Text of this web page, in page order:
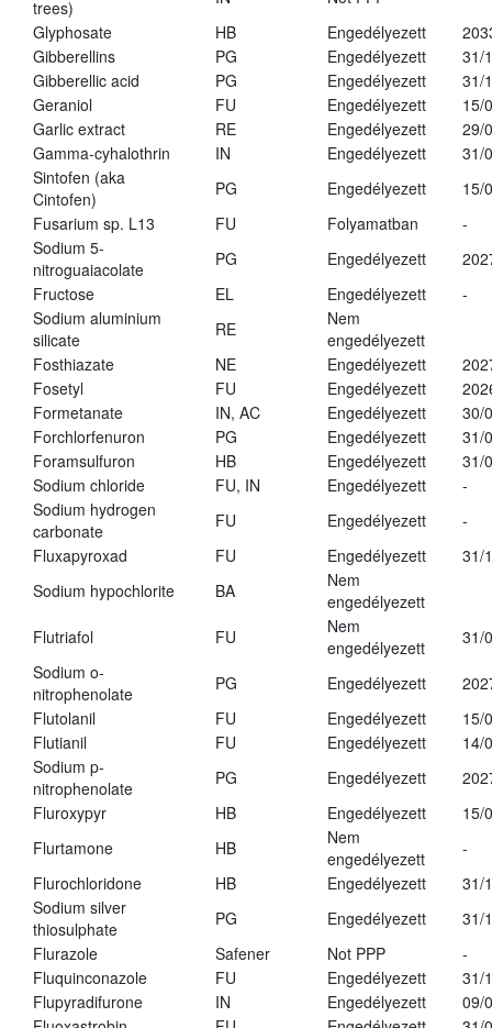
trees)
Glyphosate
HB Engedélyezett
Gibberellins
PG Engedélyezett
31/
Gibberellic acid
PG Engedélyezett
31/
Geraniol
FU Engedélyezett
15/
Garlic extract
RE Engedélyezett
29/
Gamma-cyhalothrin
IN Engedélyezett
31/
Sintofen (aka
Cintofen)
PG Engedélyezett
15/
Fusarium sp. L13
FU Folyamatban
-
Sodium 5-
nitroguaiacolate
PG Engedélyezett
Fructose
EL Engedélyezett
-
Sodium aluminium
silicate
RE
Nem
engedélyezett
Fosthiazate
NE Engedélyezett
Fosetyl
FU Engedélyezett
Formetanate
IN, AC Engedélyezett
30/
Forchlorfenuron
PG Engedélyezett
31/
Foramsulfuron
HB Engedélyezett
31/
Sodium chloride
FU, IN Engedélyezett
-
Sodium hydrogen
carbonate
FU Engedélyezett
-
Fluxapyroxad
FU Engedélyezett
31/
Sodium hypochlorite
BA
Nem
engedélyezett
Flutriafol
FU
Nem
engedélyezett
31/
Sodium o-
nitrophenolate
PG Engedélyezett
Flutolanil
FU Engedélyezett
15/
Flutianil
FU Engedélyezett
14/
Sodium p-
nitrophenolate
PG Engedélyezett
Fluroxypyr
HB Engedélyezett
15/
Flurtamone
HB
Nem
engedélyezett
-
Flurochloridone
HB Engedélyezett
31/
Sodium silver
thiosulphate
PG Engedélyezett
31/
Flurazole
Safener Not PPP
-
Fluquinconazole
FU Engedélyezett
31/
Flupyradifurone
IN Engedélyezett
09/